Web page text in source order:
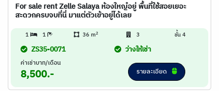
For sale rent Zelle Salaya ห้องใหญ๋อยู่ พื้นที่ใช้สอยเยอะ
สะดวกครบจบที่นี่ มาแต่ตัวเข้าอยู่ได้เลย
1 1 36 m2 3 ชั้น 4
ZS35-0071 ว่างให้เช่า
ค่าเช่าบาท/เดือน
8,500.- รายละเอียด